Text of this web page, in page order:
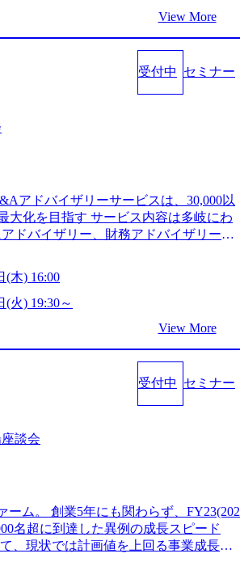
storage.googleapis.com/our-vision-pr
6aae-45a6-a0ce-b98154c8
member/)一部抜粋 - 伊勢
実装支援を軸に、様々な業界で新規事
幅広いプロジェクトに従事 - 鈴木健仁
策定、DX戦略立案、人事組織テーマに
てはDX戦略立案、NFT等の新規事業
ンチュア出身。金融業界を中心に、DX
interviews/) 戦略だけのコンサルは終わ
ら”のコンサルの在り方 (https://www.b
) Xspear Consultingがえるぼし認定を取
www.afpbb.com/articles/-/3520247)
プールで様々なインダストリーやソリ
流工程、先端技術を学べる環境 【コン
置きながら、他領域にもチャレンジで
スキップもあり） ・週に1度のアサイン
検討してもらえる。結果、なりたいキ
らえる ・シンプレクスというテクノロ
視点からも協業しクライアントへ価値
を選べる ここ1年で社員数60名⇒100
も約170％アップ）と急成長中のファ
秀な上司の近くで働けるチャンスも多
ロジェクトによる自己成長機会が多
関わらず、外資系戦略コンサルティン
ームをはじめ、メーカー、ITベンチャ
a367-5426b95cd599_1200x543.webp h
public/images/2026022413
https://storage.googleapis.
20260224131100_d8b3379f-6e64-45
storage.googleapis.com/our-vision-productio
49d6-4429-810e-138e27965ee8_
レゼン研修」、自社キャリアアドバ
実施しており、月単位の決められた
できる 【休日】 土日祝休みの完全週休
、夏季9日、年末年始9日） 有給休暇は
に付与されます。 年次有給休暇の残日
ッシュ休暇を取得できます。 【育児や
象：小学校1年修了時の3月31日までの
分まで、始業・終業時刻の繰り上げ・
き5日まで取得でき、1時間単位で取得
富山事業所の近くに、白風寮と青風寮
方が入居可能です。 ＜入居基準＞ ・
無いため、条件を満たす方には住宅手
は、一般賃貸物件を従業員が契約し、
(火) 19:00～20:00 2026年8月13日(木) 1
会社説明会を実施予定です。 ● 求人名
ア(製造・生産工程の管理業務) ※主任
造装置の生産エンジニア(製造・生産工
View More
受付中 セミナー
アドバイザリーサービスは、30,000以
大化を目指す サービス内容は多岐にわ
ドバイザリー、財務アドバイザリーな
持ち、将来の株価成長を取り込むスキ
グループはM&A業界のリー
ず幅広い案件に携わりながら自己成
M&Aや財務アドバイザリーなどの専門
が提供される 主担当成約で10件以上あ
の年収となる 内訳としては個人インセ
下を育成活躍させるためのナレッジシ
して動く組織風土がある 2026年8月18
務内容、実際の働き方について詳しく
で、幅広く業界の情報を集めたい 働く
歓迎です。お気軽にご参加ください。
ます。 是非、説明会にてお話できる
アンケート回答をお願いいたします。
(木) 16:00
(火) 19:30～
View More
受付中 セミナー
談会
ーム。 創業5年にも関わらず、FY23(202
名超に到達した異例の成長スピード
、現状では計画値を上回る事業成⻑を